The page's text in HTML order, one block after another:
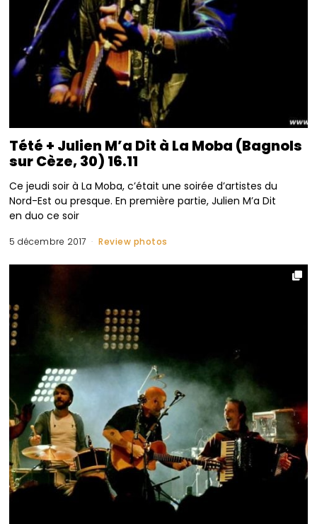
Tété + Julien M’a Dit à La Moba (Bagnols
sur Cèze, 30) 16.11
Ce jeudi soir à La Moba, c’était une soirée d’artistes du
Nord-Est ou presque. En première partie, Julien M’a Dit
en duo ce soir
5 décembre 2017 Review photos